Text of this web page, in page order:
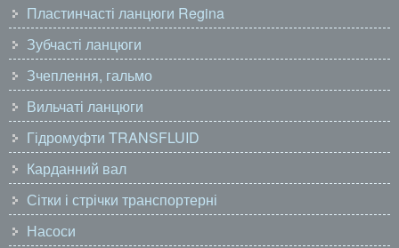
Пластинчасті ланцюги Regina
Зубчасті ланцюги
Зчеплення, гальмо
Вильчаті ланцюги
Гідромуфти TRANSFLUID
Карданний вал
Сітки і стрічки транспортерні
Насоси